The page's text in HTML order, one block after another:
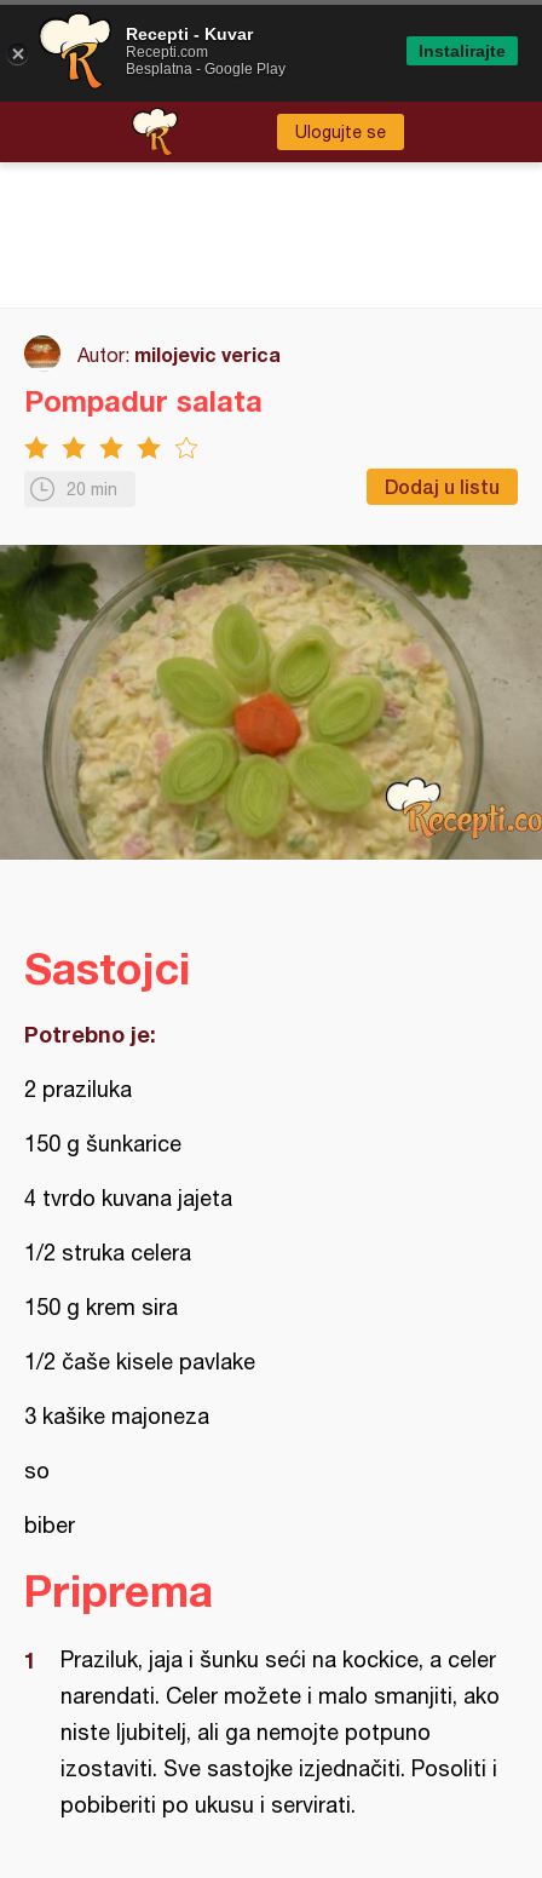
Ulogujte se
Autor: milojevic verica
20 min Dodaj u listu
Pompadur salata
Sastojci
Potrebno je:
2 praziluka
150 g šunkarice
4 tvrdo kuvana jajeta
1/2 struka celera
150 g krem sira
1/2 čaše kisele pavlake
3 kašike majoneza
so
biber
Priprema
Praziluk, jaja i šunku seći na kockice, a celer
narendati. Celer možete i malo smanjiti, ako
niste ljubitelj, ali ga nemojte potpuno
izostaviti. Sve sastojke izjednačiti. Posoliti i
pobiberiti po ukusu i servirati.
Recepti - Kuvar
Recepti.com
Besplatna - Google Play
Instalirajte